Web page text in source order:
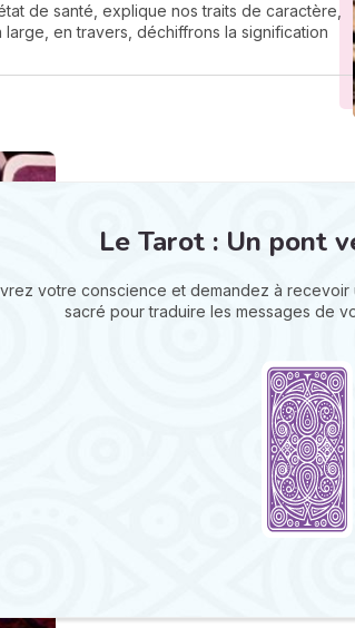
de santé, explique nos traits de caractère,
en travers, déchiffrons la signification
Le Tarot : Un pont
votre conscience et demandez à recevoir
sacré pour traduire les messages de